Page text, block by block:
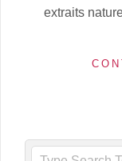
extraits
Search